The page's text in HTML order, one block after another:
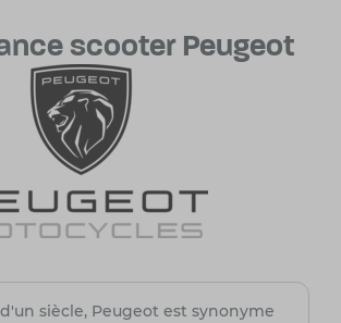
scooter Peugeot
siècle, Peugeot est synonyme